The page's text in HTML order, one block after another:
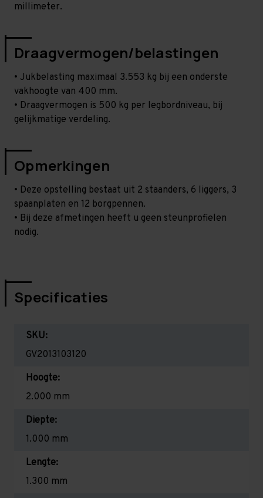
millimeter.
Draagvermogen/belastingen
• Jukbelasting maximaal 3.553 kg bij een onderste
vakhoogte van 400 mm.
• Draagvermogen is 500 kg per legbordniveau, bij
gelijkmatige verdeling.
Opmerkingen
• Deze opstelling bestaat uit 2 staanders, 6 liggers, 3
spaanplaten en 12 borgpennen.
• Bij deze afmetingen heeft u geen steunprofielen
nodig.
Specificaties
SKU:
GV2013103120
Hoogte:
2.000 mm
Diepte:
1.000 mm
Lengte:
1.300 mm